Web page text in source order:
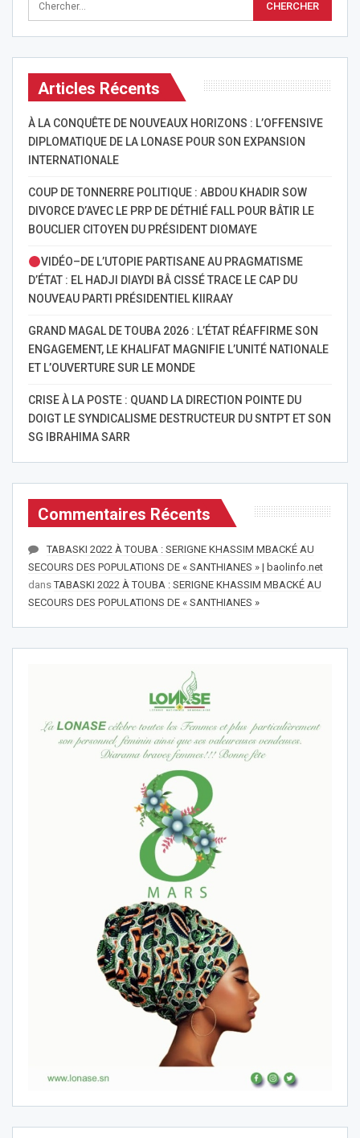
Articles Récents
À LA CONQUÊTE DE NOUVEAUX HORIZONS : L’OFFENSIVE
DIPLOMATIQUE DE LA LONASE POUR SON EXPANSION
INTERNATIONALE
COUP DE TONNERRE POLITIQUE : ABDOU KHADIR SOW
DIVORCE D’AVEC LE PRP DE DÉTHIÉ FALL POUR BÂTIR LE
BOUCLIER CITOYEN DU PRÉSIDENT DIOMAYE
VIDÉO–DE L’UTOPIE PARTISANE AU PRAGMATISME
D’ÉTAT : EL HADJI DIAYDI BÂ CISSÉ TRACE LE CAP DU
NOUVEAU PARTI PRÉSIDENTIEL KIIRAAY
GRAND MAGAL DE TOUBA 2026 : L’ÉTAT RÉAFFIRME SON
ENGAGEMENT, LE KHALIFAT MAGNIFIE L’UNITÉ NATIONALE
ET L’OUVERTURE SUR LE MONDE
CRISE À LA POSTE : QUAND LA DIRECTION POINTE DU
DOIGT LE SYNDICALISME DESTRUCTEUR DU SNTPT ET SON
SG IBRAHIMA SARR
Commentaires Récents
TABASKI 2022 À TOUBA : SERIGNE KHASSIM MBACKÉ AU
SECOURS DES POPULATIONS DE « SANTHIANES » | baolinfo.net
dansTABASKI 2022 À TOUBA : SERIGNE KHASSIM MBACKÉ AU
SECOURS DES POPULATIONS DE « SANTHIANES »